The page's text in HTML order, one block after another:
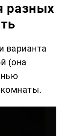
разных
варианта
(она